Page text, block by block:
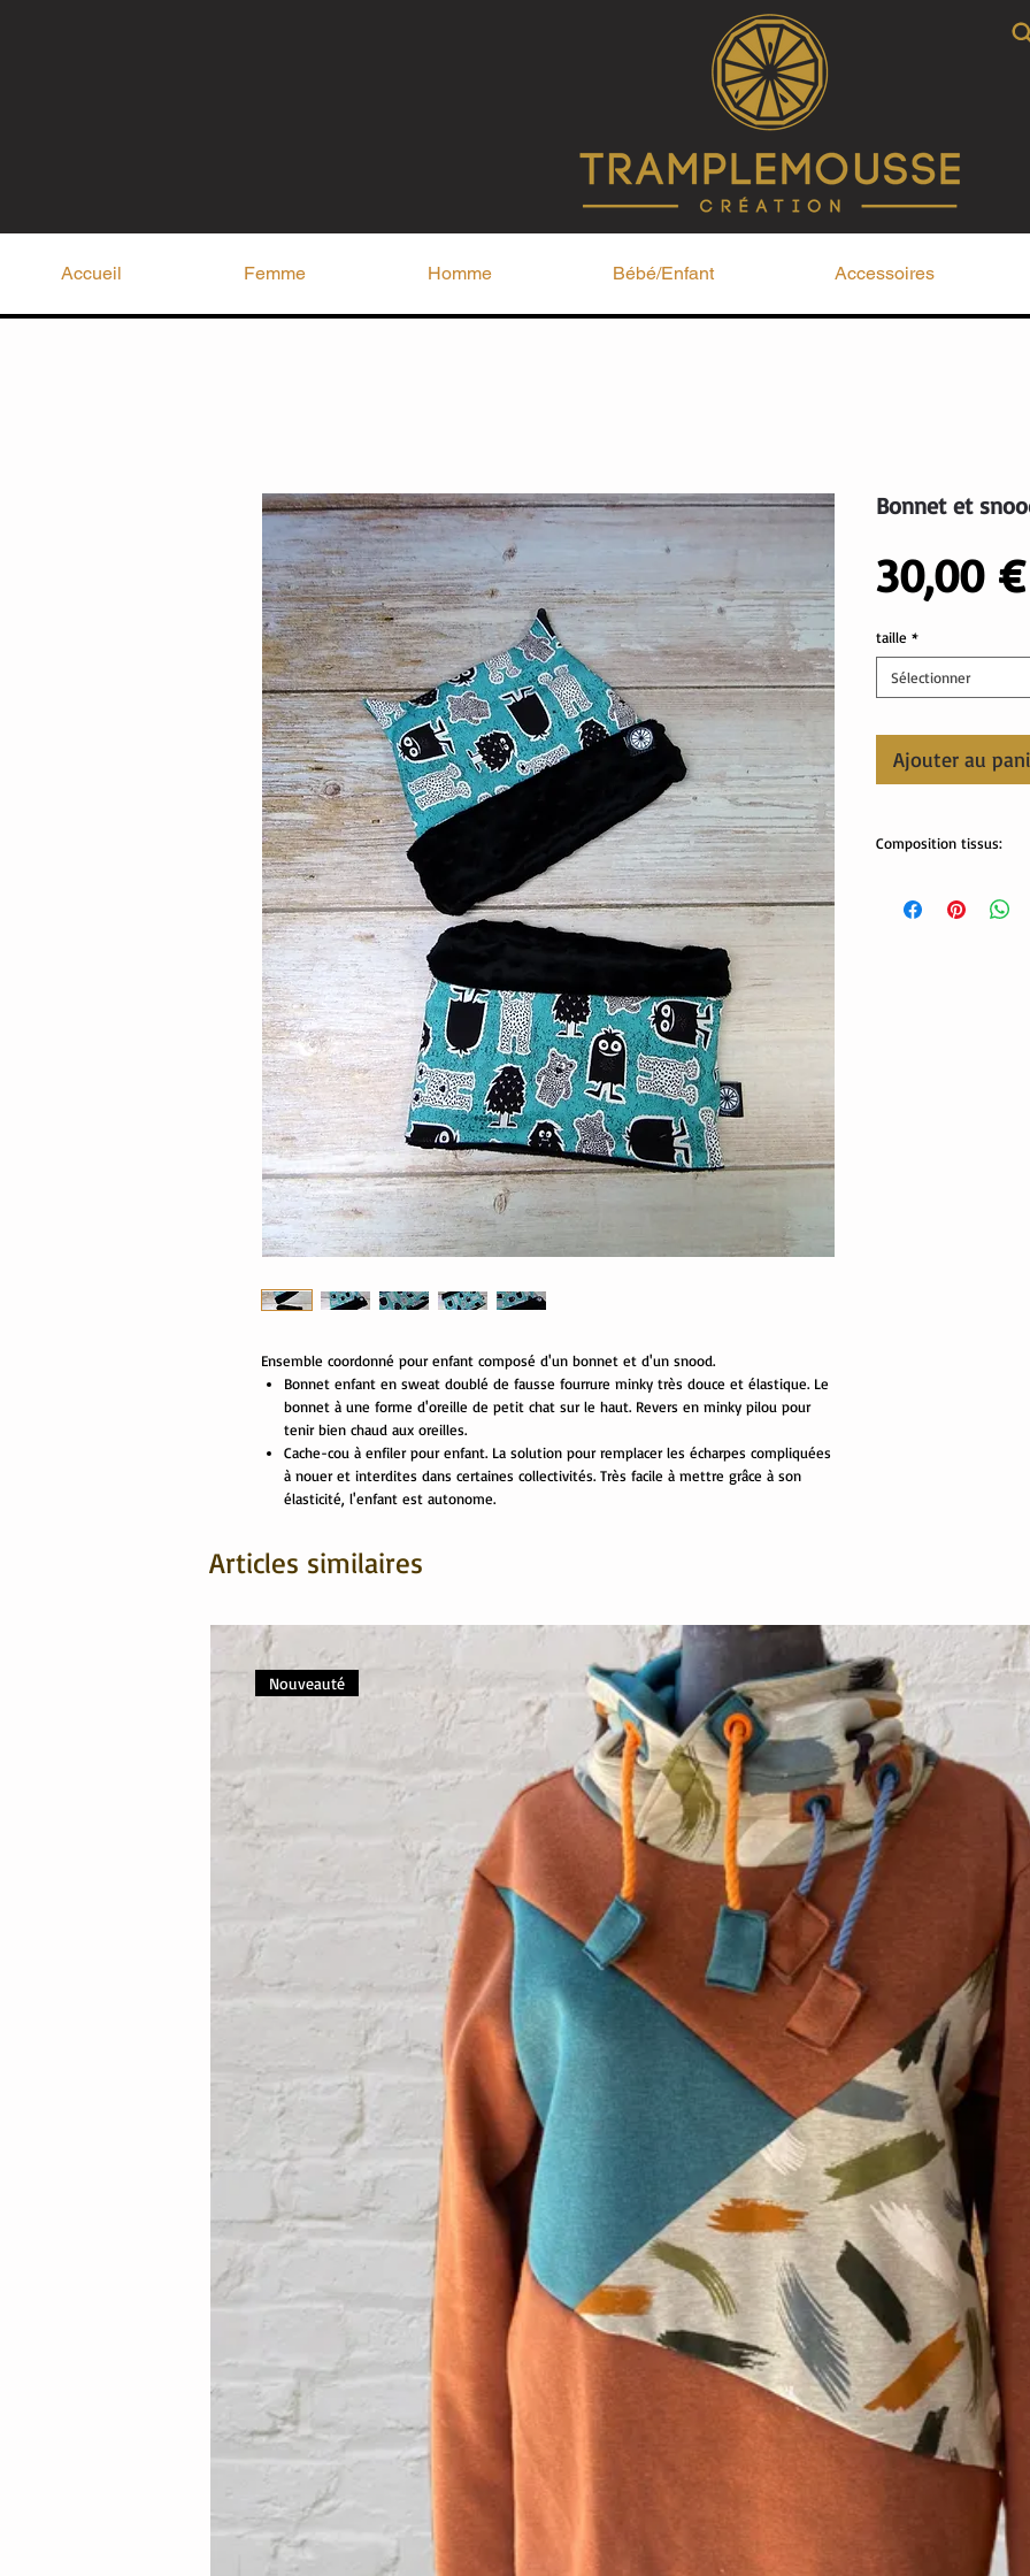
Ensemble coordonné pour enfant composé d'un bonnet et d'un snood.
Bonnet enfant en sweat doublé de fausse fourrure minky très douce et élastique. Le
bonnet à une forme d'oreille de petit chat sur le haut. Revers en minky pilou pour
tenir bien chaud aux oreilles.
Cache-cou à enfiler pour enfant. La solution pour remplacer les écharpes compliquées
à nouer et interdites dans certaines collectivités. Très facile à mettre grâce à son
élasticité, l'enfant est autonome.
Bonnet et
30,00 €
taille *
Sélectionner
Ajouter au
Composition tissus:
sweat: 95% coton, 5%
Articles similaires
Nouveauté
Accueil Femme Homme Bébé/Enfant Accessoires